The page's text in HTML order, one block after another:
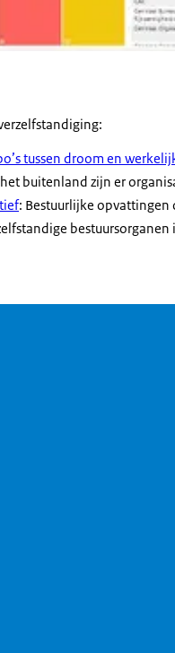
tussen droom en
buitenland zijn er
: Bestuurlijke opvattingen